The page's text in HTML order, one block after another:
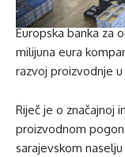
Europska banka za
milijuna eura
razvoj proizvodnje
Riječ je o značajnoj
proizvodnom
sarajevskom naselju